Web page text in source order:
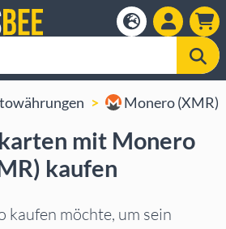
Monero (XMR)
mit Monero
kaufen
kaufen möchte, um sein